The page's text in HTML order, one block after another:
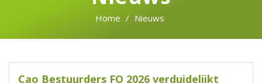
Home Nieuws
Cao Bestuurders FO 2026 verduidelijkt